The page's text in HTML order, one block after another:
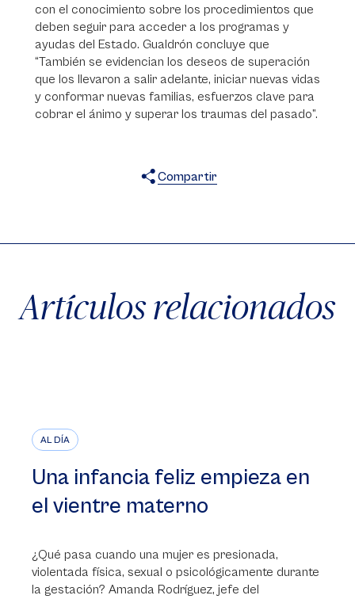
con el conocimiento sobre los procedimientos que
deben seguir para acceder a los programas y
ayudas del Estado. Gualdrón concluye que
“También se evidencian los deseos de superación
que los llevaron a salir adelante, iniciar nuevas vidas
y conformar nuevas familias, esfuerzos clave para
cobrar el ánimo y superar los traumas del pasado”.
Compartir
Artículos relacionados
AL DÍA
Una infancia feliz empieza en
el vientre materno
¿Qué pasa cuando una mujer es presionada,
violentada física, sexual o psicológicamente durante
la gestación? Amanda Rodríguez, jefe del